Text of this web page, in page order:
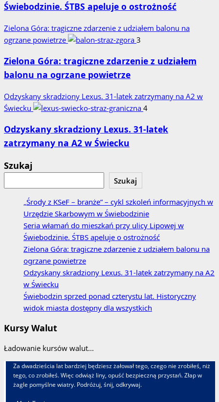
Świebodzinie. ŚTBS apeluje o ostrożność
Zielona Góra: tragiczne zdarzenie z udziałem balonu na
ogrzane powietrze
3
Zielona Góra: tragiczne zdarzenie z udziałem
balonu na ogrzane powietrze
Odzyskany skradziony Lexus. 31‑latek zatrzymany na A2 w
Świecku
4
Odzyskany skradziony Lexus. 31‑latek
zatrzymany na A2 w Świecku
Szukaj
Szukaj
„Środy z KSeF – branże” – cykl szkoleń informacyjnych w
Urzędzie Skarbowym w Świebodzinie
Seria włamań do mieszkań przy ulicy Lipowej w
Świebodzinie. ŚTBS apeluje o ostrożność
Zielona Góra: tragiczne zdarzenie z udziałem balonu na
ogrzane powietrze
Odzyskany skradziony Lexus. 31‑latek zatrzymany na A2
w Świecku
Świebodzin sprzed ponad czterystu lat. Historyczny
widok miasta dostępny dla wszystkich
Kursy Walut
Ładowanie kursów walut...
Za dwadzieścia lat bardziej będziesz żałował tego, czego nie zrobiłeś, niż
tego, co zrobiłeś. Więc odwiąż liny, opuść bezpieczną przystań. Złap w
żagle pomyślne wiatry. Podróżuj, śnij, odkrywaj.